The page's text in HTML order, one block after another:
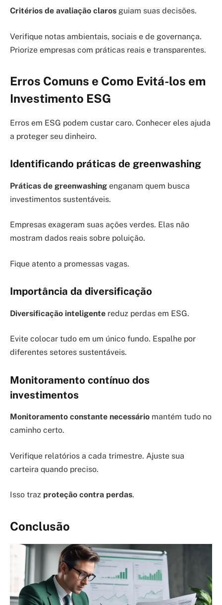
Critérios de avaliação claros guiam suas decisões.
Verifique notas ambientais, sociais e de governança.
Priorize empresas com práticas reais e transparentes.
Erros Comuns e Como Evitá-los em
Investimento ESG
Erros em ESG podem custar caro. Conhecer eles ajuda
a proteger seu dinheiro.
Identificando práticas de greenwashing
Práticas de greenwashing enganam quem busca
investimentos sustentáveis.
Empresas exageram suas ações verdes. Elas não
mostram dados reais sobre poluição.
Fique atento a promessas vagas.
Importância da diversificação
Diversificação inteligente reduz perdas em ESG.
Evite colocar tudo em um único fundo. Espalhe por
diferentes setores sustentáveis.
Monitoramento contínuo dos
investimentos
Monitoramento constante necessário mantém tudo no
caminho certo.
Verifique relatórios a cada trimestre. Ajuste sua
carteira quando preciso.
Isso traz proteção contra perdas.
Conclusão